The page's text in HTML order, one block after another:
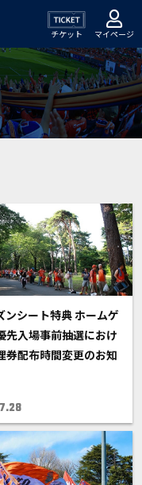
チケット マイページ
ンシート特典 ホームゲ
先入場事前抽選におけ
券配布時間変更のお知